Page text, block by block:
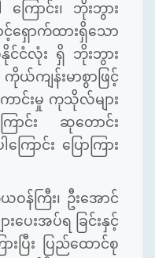
ကြောင်း၊
ဘိုးဘွား
င့်ရှောက်ထားရှိသော
င်ငံလုံး ရှိ ဘိုးဘွား
ကိုယ်ကျန်းမာစွာဖြင့်
ာင်းမှု ကုသိုလ်များ
ာင်း
ဆုတောင်း
ကြောင်း ပြောကြား
ဝန်ကြီး၊ ဦးအောင်
းပေးအပ်ရ ခြင်းနှင့်
းပြီး
ပြည်ထောင်စု